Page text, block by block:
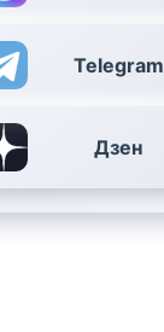
Telegram
Дзен